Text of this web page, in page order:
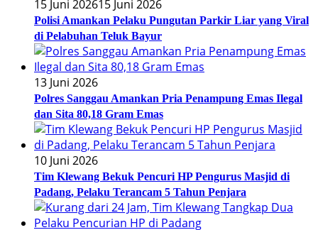
15 Juni 202615 Juni 2026
Polisi Amankan Pelaku Pungutan Parkir Liar yang Viral
di Pelabuhan Teluk Bayur
13 Juni 2026
Polres Sanggau Amankan Pria Penampung Emas Ilegal
dan Sita 80,18 Gram Emas
10 Juni 2026
Tim Klewang Bekuk Pencuri HP Pengurus Masjid di
Padang, Pelaku Terancam 5 Tahun Penjara